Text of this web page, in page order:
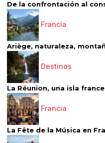
De la confrontación al
Francia
Ariège, naturaleza,
Destinos
La Réunion, una isla
Francia
La Fête de la Música en